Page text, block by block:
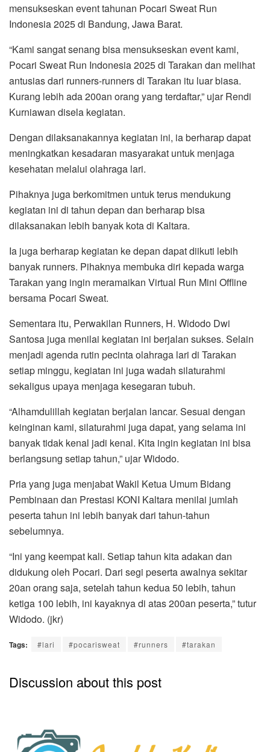
mensukseskan event tahunan Pocari Sweat Run
Indonesia 2025 di Bandung, Jawa Barat.
“Kami sangat senang bisa mensukseskan event kami,
Pocari Sweat Run Indonesia 2025 di Tarakan dan melihat
antusias dari runners-runners di Tarakan itu luar biasa.
Kurang lebih ada 200an orang yang terdaftar,” ujar Rendi
Kurniawan disela kegiatan.
Dengan dilaksanakannya kegiatan ini, ia berharap dapat
meningkatkan kesadaran masyarakat untuk menjaga
kesehatan melalui olahraga lari.
Pihaknya juga berkomitmen untuk terus mendukung
kegiatan ini di tahun depan dan berharap bisa
dilaksanakan lebih banyak kota di Kaltara.
Ia juga berharap kegiatan ke depan dapat diikuti lebih
banyak runners. Pihaknya membuka diri kepada warga
Tarakan yang ingin meramaikan Virtual Run Mini Offline
bersama Pocari Sweat.
Sementara itu, Perwakilan Runners, H. Widodo Dwi
Santosa juga menilai kegiatan ini berjalan sukses. Selain
menjadi agenda rutin pecinta olahraga lari di Tarakan
setiap minggu, kegiatan ini juga wadah silaturahmi
sekaligus upaya menjaga kesegaran tubuh.
“Alhamdulillah kegiatan berjalan lancar. Sesuai dengan
keinginan kami, silaturahmi juga dapat, yang selama ini
banyak tidak kenal jadi kenal. Kita ingin kegiatan ini bisa
berlangsung setiap tahun,” ujar Widodo.
Pria yang juga menjabat Wakil Ketua Umum Bidang
Pembinaan dan Prestasi KONI Kaltara menilai jumlah
peserta tahun ini lebih banyak dari tahun-tahun
sebelumnya.
“Ini yang keempat kali. Setiap tahun kita adakan dan
didukung oleh Pocari. Dari segi peserta awalnya sekitar
20an orang saja, setelah tahun kedua 50 lebih, tahun
ketiga 100 lebih, ini kayaknya di atas 200an peserta,” tutur
Widodo. (jkr)
Tags: #lari #pocarisweat #runners #tarakan
Discussion about this post